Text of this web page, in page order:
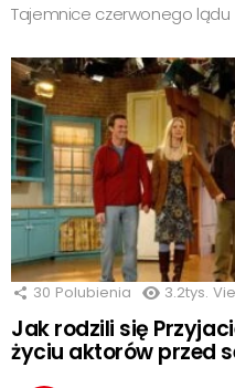
Tajemnice czerwonego lądu
30 Polubienia 3.2tys.
Jak rodzili się
życiu aktorów przed